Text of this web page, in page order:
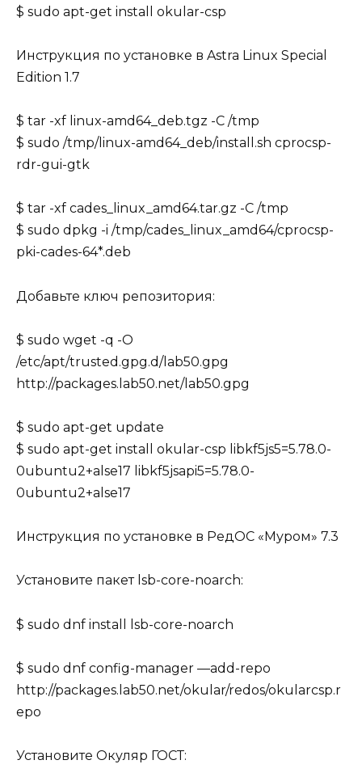
$ sudo apt-get install okular-csp
Инструкция по установке в Astra Linux Special
Edition 1.7
$ tar -xf linux-amd64_deb.tgz -C /tmp
$ sudo /tmp/linux-amd64_deb/install.sh cprocsp-
rdr-gui-gtk
$ tar -xf cades_linux_amd64.tar.gz -C /tmp
$ sudo dpkg -i /tmp/cades_linux_amd64/cprocsp-
pki-cades-64*.deb
Добавьте ключ репозитория:
$ sudo wget -q -O
/etc/apt/trusted.gpg.d/lab50.gpg
http://packages.lab50.net/lab50.gpg
$ sudo apt-get update
$ sudo apt-get install okular-csp libkf5js5=5.78.0-
0ubuntu2+alse17 libkf5jsapi5=5.78.0-
0ubuntu2+alse17
Инструкция по установке в РедОС «Муром» 7.3
Установите пакет lsb-core-noarch:
$ sudo dnf install lsb-core-noarch
$ sudo dnf config-manager —add-repo
http://packages.lab50.net/okular/redos/okularcsp.r
epo
Установите Окуляр ГОСТ: